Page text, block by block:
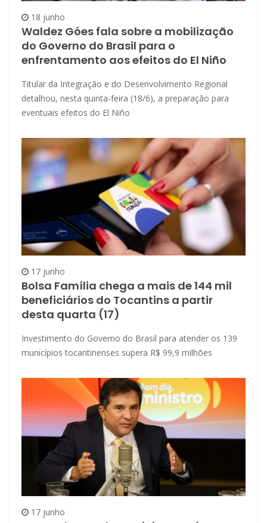
18 junho
Waldez Góes fala sobre a mobilização
do Governo do Brasil para o
enfrentamento aos efeitos do El Niño
Titular da Integração e do Desenvolvimento Regional
detalhou, nesta quinta-feira (18/6), a preparação para
eventuais efeitos do El Niño
17 junho
Bolsa Família chega a mais de 144 mil
beneficiários do Tocantins a partir
desta quarta (17)
Investimento do Governo do Brasil para atender os 139
municípios tocantinenses supera R$ 99,9 milhões
17 junho